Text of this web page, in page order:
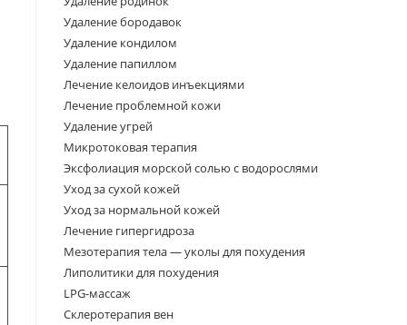
Удаление бородавок
Удаление кондилом
Удаление папиллом
Лечение келоидов инъекциями
Лечение проблемной кожи
Удаление угрей
Микротоковая терапия
Эксфолиация морской солью с водорослями
Уход за сухой кожей
Уход за нормальной кожей
Лечение гипергидроза
Мезотерапия тела — уколы для похудения
Липолитики для похудения
LPG-массаж
Склеротерапия вен